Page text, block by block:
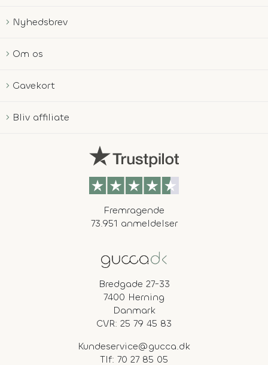
Nyhedsbrev
Om os
Gavekort
Bliv affiliate
Fremragende
73.951 anmeldelser
Bredgade 27-33
7400 Herning
Danmark
CVR: 25 79 45 83
Kundeservice@gucca.dk
Tlf: 70 27 85 05